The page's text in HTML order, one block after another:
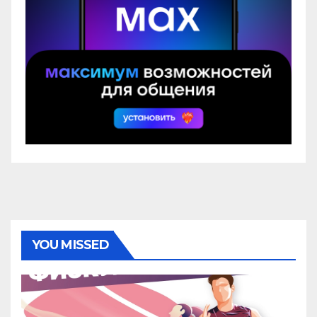
YOU MISSED